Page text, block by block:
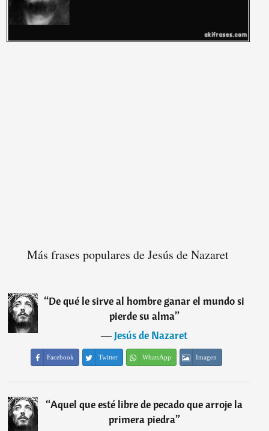
Más frases populares de Jesús de Nazaret
“De qué le sirve al hombre ganar el mundo si
pierde su alma”
―Jesús de Nazaret
Facebook Twitter WhatsApp Imagen
“Aquel que esté libre de pecado que arroje la
primera piedra”